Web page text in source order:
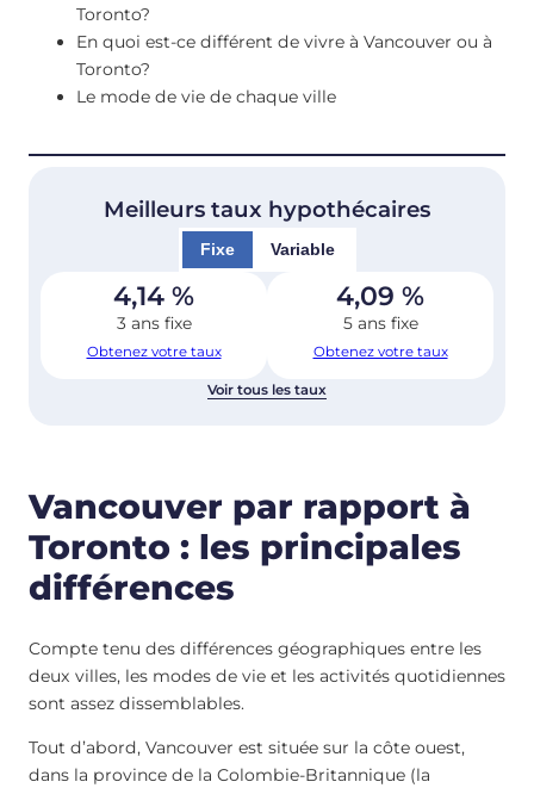
Toronto?
En quoi est-ce différent de vivre à Vancouver ou à
Toronto?
Le mode de vie de chaque ville
Meilleurs taux hypothécaires
Fixe Variable
4,14 %
3 ans fixe
Obtenez votre taux
4,09 %
5 ans fixe
Obtenez votre taux
Voir tous les taux
Vancouver par rapport à
Toronto : les principales
différences
Compte tenu des différences géographiques entre les
deux villes, les modes de vie et les activités quotidiennes
sont assez dissemblables.
Tout d’abord, Vancouver est située sur la côte ouest,
dans la province de la Colombie-Britannique (la